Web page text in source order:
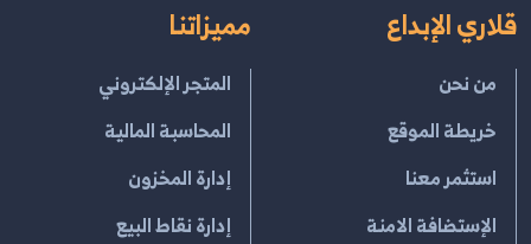
قلاري الإبداع
من نحن
خريطة الموقع
استثمر معنا
الإستضافة الامنة
مميزاتنا
المتجر الإلكتروني
المحاسبة المالية
إدارة المخزون
إدارة نقاط البيع